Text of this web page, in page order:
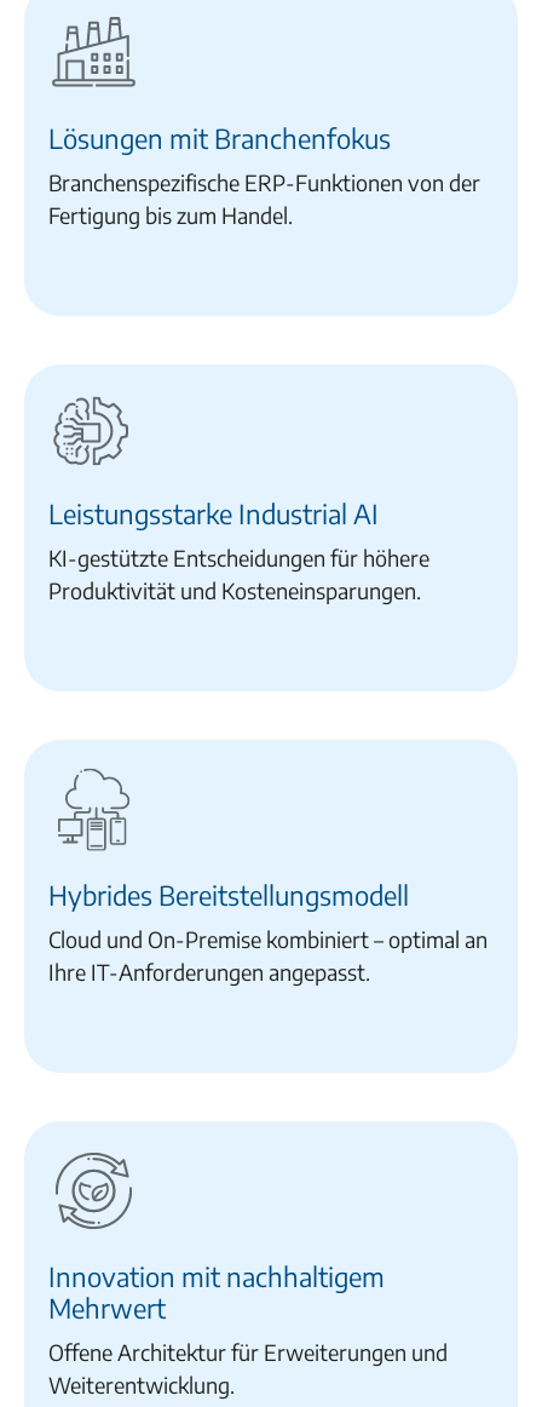
Lösungen mit Branchenfokus
Branchenspezifische ERP-Funktionen von der
Fertigung bis zum Handel.
Leistungsstarke Industrial AI
KI-gestützte Entscheidungen für höhere
Produktivität und Kosteneinsparungen.
Hybrides Bereitstellungsmodell
Cloud und On-Premise kombiniert – optimal an
Ihre IT-Anforderungen angepasst.
Innovation mit nachhaltigem
Mehrwert
Offene Architektur für Erweiterungen und
Weiterentwicklung.